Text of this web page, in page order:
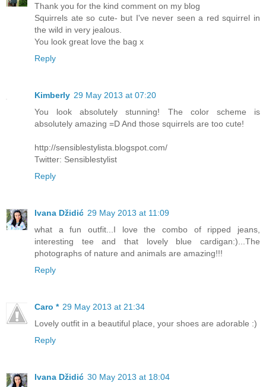
Thank you for the kind comment on my blog
Squirrels ate so cute- but I've never seen a red squirrel in
the wild in very jealous.
You look great love the bag x
Reply
Kimberly 29 May 2013 at 07:20
You look absolutely stunning! The color scheme is
absolutely amazing =D And those squirrels are too cute!
http://sensiblestylista.blogspot.com/
Twitter: Sensiblestylist
Reply
Ivana Džidić 29 May 2013 at 11:09
what a fun outfit...I love the combo of ripped jeans,
interesting tee and that lovely blue cardigan:)...The
photographs of nature and animals are amazing!!!
Reply
Caro * 29 May 2013 at 21:34
Lovely outfit in a beautiful place, your shoes are adorable :)
Reply
Ivana Džidić 30 May 2013 at 18:04